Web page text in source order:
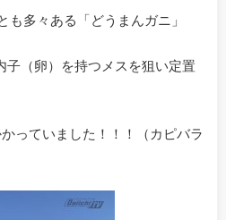
多々ある「どうまんガニ」
子（卵）を持つメスを狙い定置
っていました！！！（カピバラ